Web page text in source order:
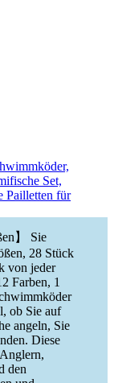
Set,
Pailletten für
】 Sie
28 Stück
von jeder
Farben, 1
ob Sie auf
angeln, Sie
Diese
den